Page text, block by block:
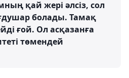
қай жері әлсіз, сол
болады. Тамақ
ғой. Ол асқазанға
төмендей